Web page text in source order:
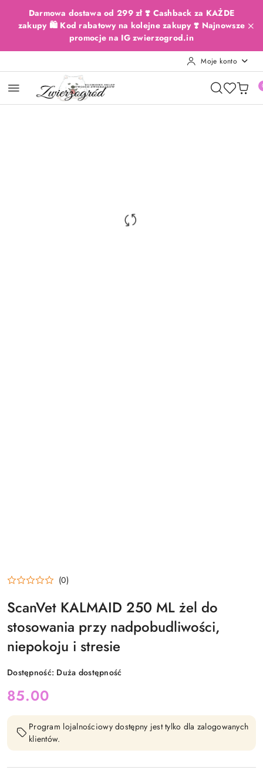
Przejdź do treści głównej
Przejdź do wyszukiwarki
Przejdź do moje konto
Przejdź do menu głównego
Przejdź do opisu produktu
Przejdź do stopki
Darmowa dostawa od 299 zł ❣️ Cashback za KAŻDE
zakupy 🛍️ Kod rabatowy na kolejne zakupy ❣️ Najnowsze
promocje na IG zwierzogrod.in
Moje konto
(0)
ScanVet KALMAID 250 ML żel do
stosowania przy nadpobudliwości,
niepokoju i stresie
Dostępność: Duża dostępność
cena:
85.00
Program lojalnościowy dostępny jest tylko dla zalogowanych
klientów.